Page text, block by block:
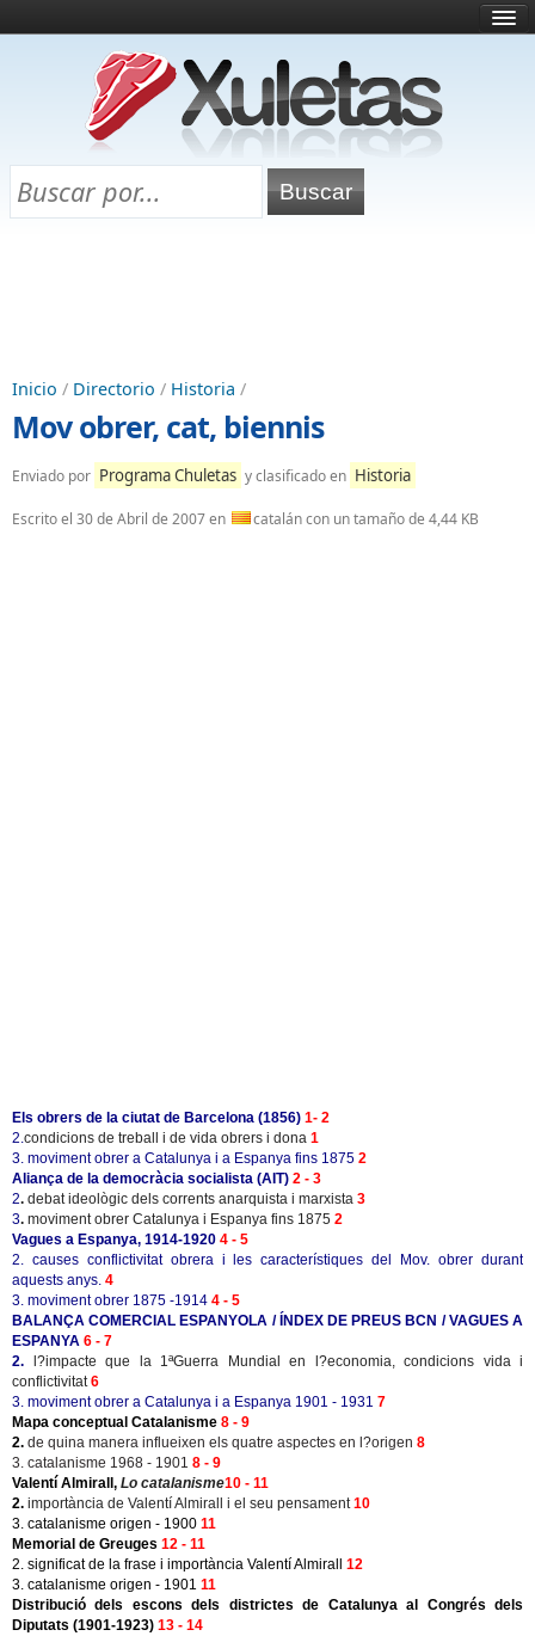
¿Qué es esto?
Directorio
Chuletas para exámenes
Inicio / Directorio / Historia /
Mov obrer, cat, biennis
Enviado por Programa Chuletas y clasificado en Historia
Escrito el 30 de Abril de 2007en catalán con un tamaño de 4,44 KB
Els obrers de la ciutat de Barcelona (1856) 1- 2
2.condicions de treball i de vida obrers i dona 1
3. moviment obrer a Catalunya i a Espanya fins 1875 2
Aliança de la democràcia socialista (AIT) 2 - 3
2. debat ideològic dels corrents anarquista i marxista 3
3. moviment obrer Catalunya i Espanya fins 1875 2
Vagues a Espanya, 1914-1920 4 - 5
2. causes conflictivitat obrera i les característiques del Mov. obrer durant
aquests anys. 4
3. moviment obrer 1875 -1914 4 - 5
BALANÇA COMERCIAL ESPANYOLA / ÍNDEX DE PREUS BCN / VAGUES A
ESPANYA 6 - 7
2.
l?impacte que la 1ªGuerra Mundial en l?economia, condicions vida i
conflictivitat6
3. moviment obrer a Catalunya i a Espanya 1901 - 1931 7
Mapa conceptual Catalanisme 8 - 9
2. de quina manera influeixen els quatre aspectes en l?origen 8
3. catalanisme 1968 - 1901 8 - 9
Valentí Almirall, Lo catalanisme10 - 11
2. importància de Valentí Almirall i el seu pensament10
3. catalanisme origen - 1900 11
Memorial de Greuges 12 - 11
2. significat de la frase i importància Valentí Almirall 12
3. catalanisme origen - 1901 11
Distribució dels escons dels districtes de Catalunya al Congrés dels
Diputats (1901-1923) 13 - 14